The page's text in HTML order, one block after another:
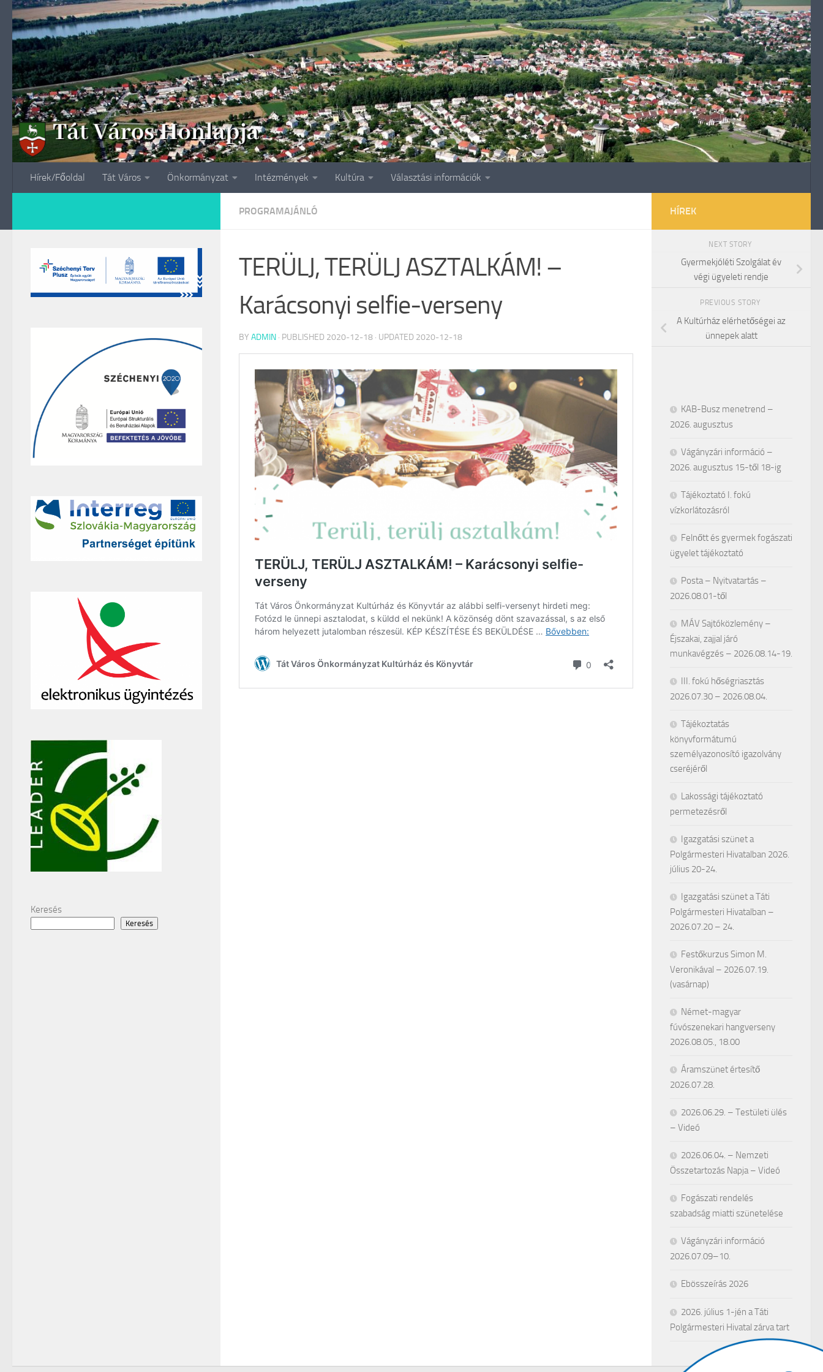
Skip to content
Hírek/Főoldal Tát Város Önkormányzat Intézmények Kultúra Választási információk
PROGRAMAJÁNLÓ
TERÜLJ, TERÜLJ ASZTALKÁM! –
Karácsonyi selfie-verseny
BY ADMIN · PUBLISHED 2020-12-18 · UPDATED 2020-12-18
Keresés
Keresés
HÍREK
NEXT STORY
Gyermekjóléti Szolgálat év
végi ügyeleti rendje
PREVIOUS STORY
A Kultúrház elérhetőségei az
ünnepek alatt
KAB-Busz menetrend –
2026. augusztus
Vágányzári információ –
2026. augusztus 15-től 18-ig
Tájékoztató I. fokú
vízkorlátozásról
Felnőtt és gyermek fogászati
ügyelet tájékoztató
Posta – Nyitvatartás –
2026.08.01-től
MÁV Sajtóközlemény –
Éjszakai, zajjal járó
munkavégzés – 2026.08.14-19.
III. fokú hőségriasztás
2026.07.30 – 2026.08.04.
Tájékoztatás
könyvformátumú
személyazonosító igazolvány
cseréjéről
Lakossági tájékoztató
permetezésről
Igazgatási szünet a
Polgármesteri Hivatalban 2026.
július 20-24.
Igazgatási szünet a Táti
Polgármesteri Hivatalban –
2026.07.20 – 24.
Festőkurzus Simon M.
Veronikával – 2026.07.19.
(vasárnap)
Német-magyar
fúvószenekari hangverseny
2026.08.05., 18.00
Áramszünet értesítő
2026.07.28.
2026.06.29. – Testületi ülés
– Videó
2026.06.04. – Nemzeti
Összetartozás Napja – Videó
Fogászati rendelés
szabadság miatti szünetelése
Vágányzári információ
2026.07.09–10.
Ebösszeírás 2026
2026. július 1-jén a Táti
Polgármesteri Hivatal zárva tart